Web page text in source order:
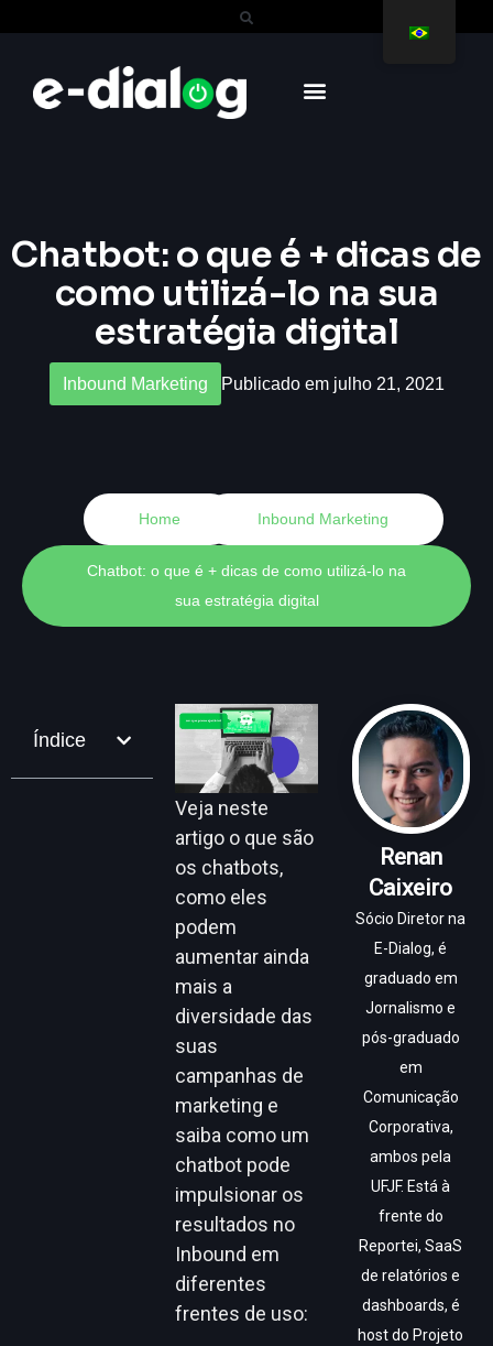
Chatbot: o que é + dicas de
como utilizá-lo na sua
estratégia digital
Inbound Marketing Publicado em julho 21, 2021
Home Inbound Marketing
Chatbot: o que é + dicas de como utilizá-lo na
sua estratégia digital
Índice
Veja neste
artigo o que são
os chatbots,
como eles
podem
aumentar ainda
mais a
diversidade das
suas
campanhas de
marketing e
saiba como um
chatbot pode
impulsionar os
resultados no
Inbound em
diferentes
frentes de uso:
Renan
Caixeiro
Sócio Diretor na
E-Dialog, é
graduado em
Jornalismo e
pós-graduado
em
Comunicação
Corporativa,
ambos pela
UFJF. Está à
frente do
Reportei, SaaS
de relatórios e
dashboards, é
host do Projeto